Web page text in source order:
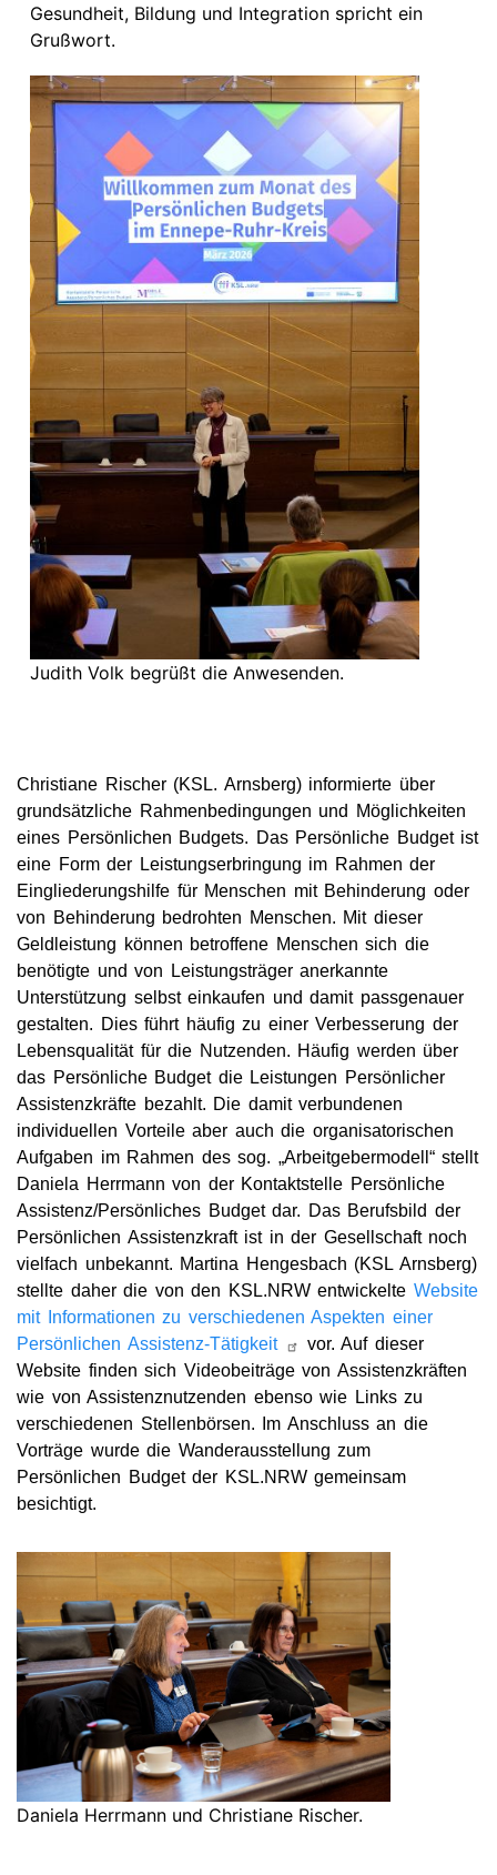
Gesundheit, Bildung und Integration spricht ein
Grußwort.
Judith Volk begrüßt die Anwesenden.
Christiane Rischer (KSL. Arnsberg) informierte über
grundsätzliche Rahmenbedingungen und Möglichkeiten
eines Persönlichen Budgets. Das Persönliche Budget ist
eine Form der Leistungserbringung im Rahmen der
Eingliederungshilfe für Menschen mit Behinderung oder
von Behinderung bedrohten Menschen. Mit dieser
Geldleistung können betroffene Menschen sich die
benötigte und von Leistungsträger anerkannte
Unterstützung selbst einkaufen und damit passgenauer
gestalten. Dies führt häufig zu einer Verbesserung der
Lebensqualität für die Nutzenden. Häufig werden über
das Persönliche Budget die Leistungen Persönlicher
Assistenzkräfte bezahlt. Die damit verbundenen
individuellen Vorteile aber auch die organisatorischen
Aufgaben im Rahmen des sog. „Arbeitgebermodell“ stellt
Daniela Herrmann von der Kontaktstelle Persönliche
Assistenz/Persönliches Budget dar. Das Berufsbild der
Persönlichen Assistenzkraft ist in der Gesellschaft noch
vielfach unbekannt. Martina Hengesbach (KSL Arnsberg)
stellte daher die von den KSL.NRW entwickelte Website
mit Informationen zu verschiedenen Aspekten einer
Persönlichen Assistenz-Tätigkeit
vor. Auf dieser
Website finden sich Videobeiträge von Assistenzkräften
wie von Assistenznutzenden ebenso wie Links zu
verschiedenen Stellenbörsen. Im Anschluss an die
Vorträge wurde die Wanderausstellung zum
Persönlichen Budget der KSL.NRW gemeinsam
besichtigt.
Daniela Herrmann und Christiane Rischer.